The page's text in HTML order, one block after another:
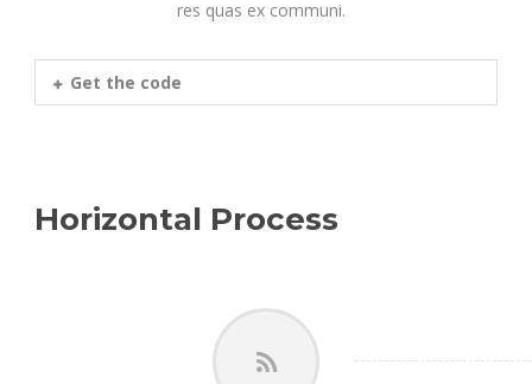
res quas ex communi.
Get the code
Horizontal Process